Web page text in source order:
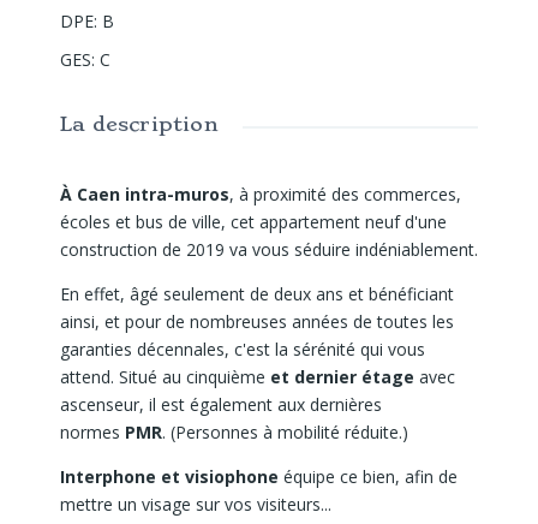
DPE: B
GES: C
La description
À Caen intra-muros, à proximité des commerces,
écoles et bus de ville, cet appartement neuf d'une
construction de 2019 va vous séduire indéniablement.
En effet, âgé seulement de deux ans et bénéficiant
ainsi, et pour de nombreuses années de toutes les
garanties décennales, c'est la sérénité qui vous
attend. Situé au cinquième et dernier étage avec
ascenseur, il est également aux dernières
normes PMR. (Personnes à mobilité réduite.)
Interphone et visiophone équipe ce bien, afin de
mettre un visage sur vos visiteurs...